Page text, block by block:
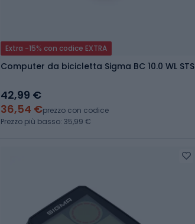
Extra -15% con codice EXTRA
Computer da bicicletta Sigma BC 10.0 WL STS
42,99 €
36,54 €prezzo con codice
Prezzo più basso: 35,99 €